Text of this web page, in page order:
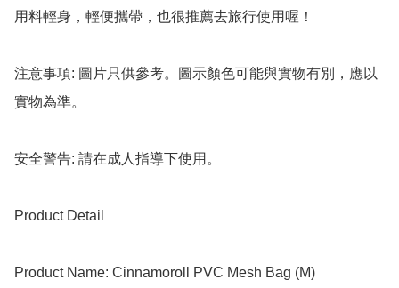
用料輕身，輕便攜帶，也很推薦去旅行使用喔！
注意事項: 圖片只供參考。圖示顏色可能與實物有別，應以
實物為準。
安全警告: 請在成人指導下使用。
Product Detail
Product Name: Cinnamoroll PVC Mesh Bag (M)